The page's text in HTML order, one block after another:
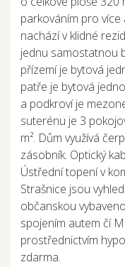
parkováním pro více
nachází v klidné
jednu samostatnou
přízemí je bytová
patře je bytová
a podkroví je
suterénu je 3
m². Dům využívá
zásobník. Optický
Ústřední topení v
Strašnice jsou
občanskou
spojením autem čí
prostřednictvím
zdarma.